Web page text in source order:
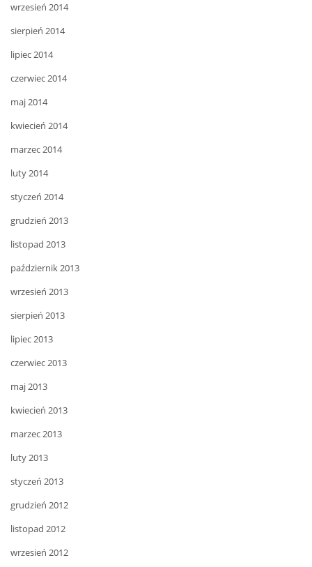
wrzesień 2014
sierpień 2014
lipiec 2014
czerwiec 2014
maj 2014
kwiecień 2014
marzec 2014
luty 2014
styczeń 2014
grudzień 2013
listopad 2013
październik 2013
wrzesień 2013
sierpień 2013
lipiec 2013
czerwiec 2013
maj 2013
kwiecień 2013
marzec 2013
luty 2013
styczeń 2013
grudzień 2012
listopad 2012
wrzesień 2012